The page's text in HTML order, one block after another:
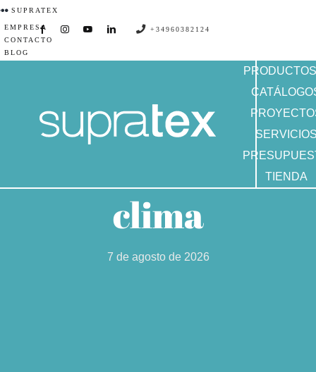
Saltar
al
contenido
SUPRATEX
EMPRESA
CONTACTO
BLOG
+34960382124
PRODUCTOS
TIENDA
clima
7 de agosto de 2026